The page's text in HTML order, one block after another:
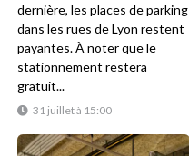
31 juillet à 15:00
dernière, les places de parking
dans les rues de Lyon restent
payantes. À noter que le
stationnement restera
gratuit...